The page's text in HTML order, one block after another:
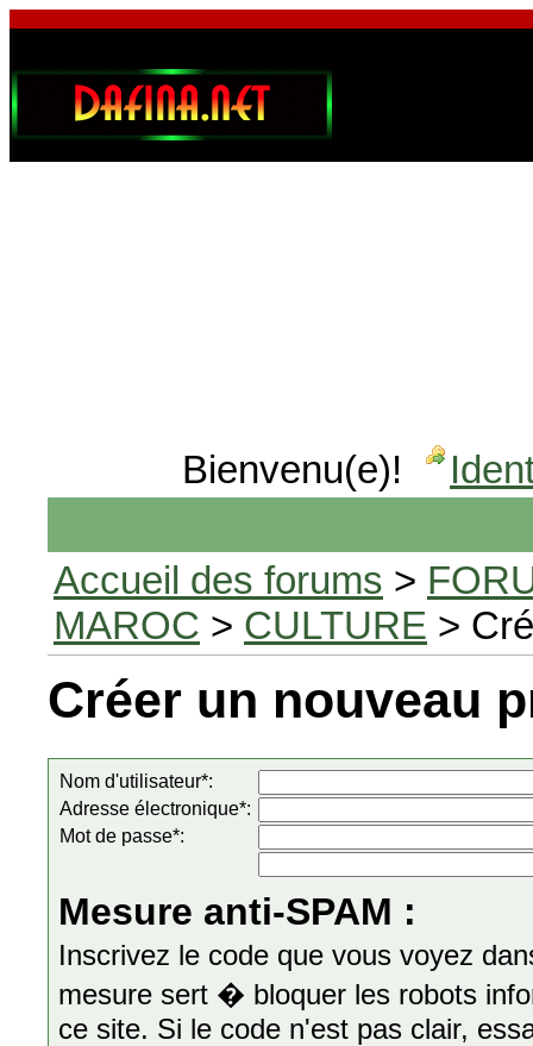
Bienvenu(e)!
Accueil des forums >
MAROC > CULTURE >
Créer un nouveau
Nom d'utilisateur*:
Adresse électronique*:
Mot de passe*:
Mesure anti-SPAM :
Inscrivez le code que vous voyez
mesure sert � bloquer les robots
ce site. Si le code n'est pas clair,